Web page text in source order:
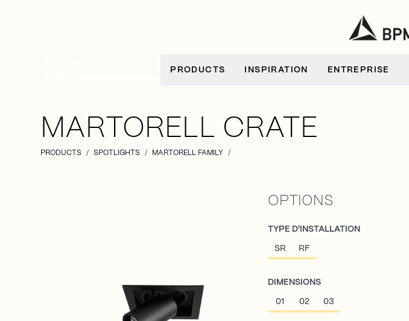
PRODUCTS INSPIRATION ENTREPRISE
MARTORELL CRATE
PRODUCTS / SPOTLIGHTS / MARTORELL FAMILY /
OPTIONS
TYPE D'INSTALLATION
SR RF
DIMENSIONS
01 02 03